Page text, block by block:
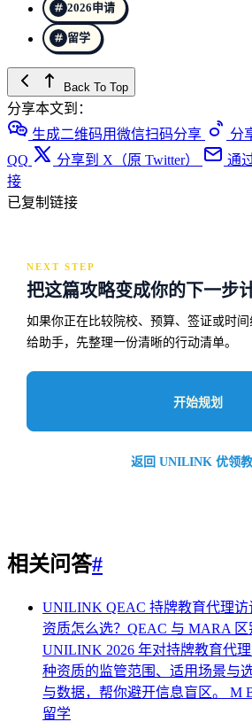
2026申请
留学
Back To Top
分享本文到：
生成二维码用微信扫码分享
分
QQ
分享到 X（原 Twitter） 通
接
已复制链接
NEXT STEP
把这篇攻略变成你的下一步
如果你正在比较院校、预算、签证或时
给助手，先整理一份清晰的行动清单。
开始规划
返回 UNILINK 优领
相关问答#
UNILINK QEAC 持牌教育代理访
资质怎么选？QEAC 与 MARA
UNILINK 2026 年对持牌教育代
种资质的监管范围、适用场景与
与数据，帮你避开信息盲区。 M
留学